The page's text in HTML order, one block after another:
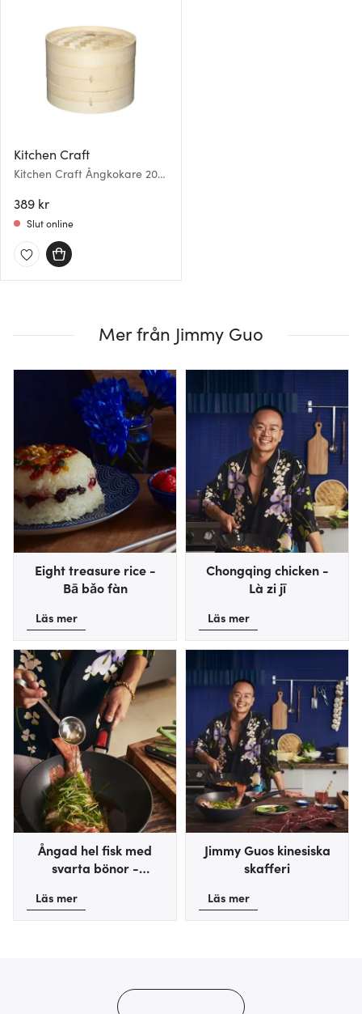
Kitchen Craft
Kitchen Craft Ångkokare 20
389 kr
Slut online
Mer från Jimmy Guo
Eight treasure rice -
Bā bǎo fàn
Läs mer
Chongqing chicken -
Là zi jī
Läs mer
Ångad hel fisk med
svarta bönor -
Läs mer
Jimmy Guos kinesiska
skafferi
Läs mer